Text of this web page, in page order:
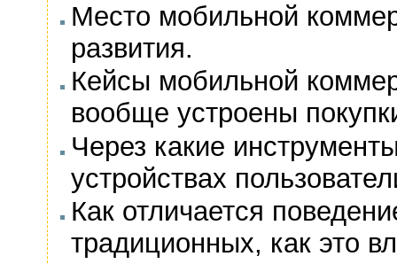
Место мобильной
развития.
Кейсы мобильной
вообще устроены
Через какие
устройствах
Как отличается
традиционных, как это